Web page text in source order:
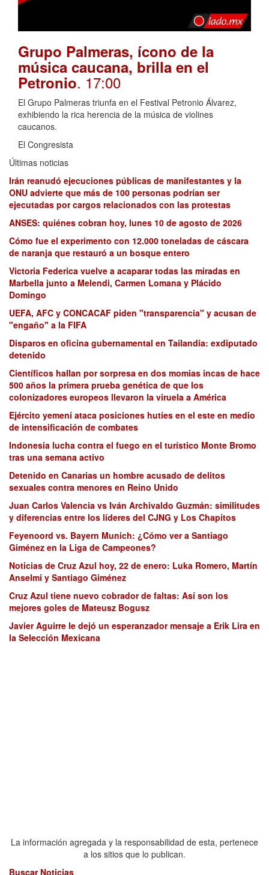
Grupo Palmeras, ícono de la
música caucana, brilla en el
Petronio. 17:00
El Grupo Palmeras triunfa en el Festival Petronio Álvarez,
exhibiendo la rica herencia de la música de violines
caucanos.
El Congresista
Últimas noticias
Irán reanudó ejecuciones públicas de manifestantes y la
ONU advierte que más de 100 personas podrían ser
ejecutadas por cargos relacionados con las protestas
ANSES: quiénes cobran hoy, lunes 10 de agosto de 2026
Cómo fue el experimento con 12.000 toneladas de cáscara
de naranja que restauró a un bosque entero
Victoria Federica vuelve a acaparar todas las miradas en
Marbella junto a Melendi, Carmen Lomana y Plácido
Domingo
UEFA, AFC y CONCACAF piden "transparencia" y acusan de
"engaño" a la FIFA
Disparos en oficina gubernamental en Tailandia: exdiputado
detenido
Científicos hallan por sorpresa en dos momias incas de hace
500 años la primera prueba genética de que los
colonizadores europeos llevaron la viruela a América
Ejército yemení ataca posiciones hutíes en el este en medio
de intensificación de combates
Indonesia lucha contra el fuego en el turístico Monte Bromo
tras una semana activo
Detenido en Canarias un hombre acusado de delitos
sexuales contra menores en Reino Unido
Juan Carlos Valencia vs Iván Archivaldo Guzmán: similitudes
y diferencias entre los líderes del CJNG y Los Chapitos
Feyenoord vs. Bayern Munich: ¿Cómo ver a Santiago
Giménez en la Liga de Campeones?
Noticias de Cruz Azul hoy, 22 de enero: Luka Romero, Martín
Anselmi y Santiago Giménez
Cruz Azul tiene nuevo cobrador de faltas: Así son los
mejores goles de Mateusz Bogusz
Javier Aguirre le dejó un esperanzador mensaje a Erik Lira en
la Selección Mexicana
La información agregada y la responsabilidad de esta, pertenece
a los sitios que lo publican.
Buscar Noticias